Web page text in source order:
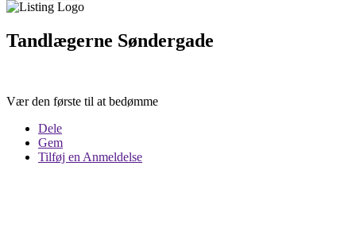
Tandlægerne Søndergade
Vær den første til at bedømme
Dele
Gem
Tilføj en Anmeldelse